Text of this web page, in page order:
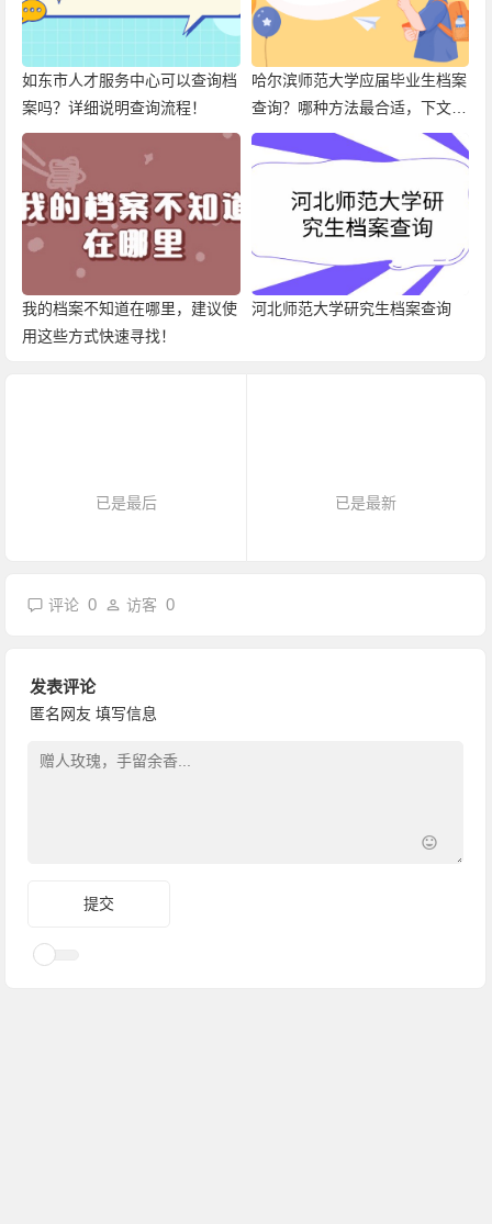
如东市人才服务中心可以查询档
案吗？详细说明查询流程！
哈尔滨师范大学应届毕业生档案
查询？哪种方法最合适，下文就
有！
我的档案不知道在哪里，建议使
用这些方式快速寻找！
河北师范大学研究生档案查询
已是最后 已是最新
评论0 访客0
发表评论
匿名网友 填写信息